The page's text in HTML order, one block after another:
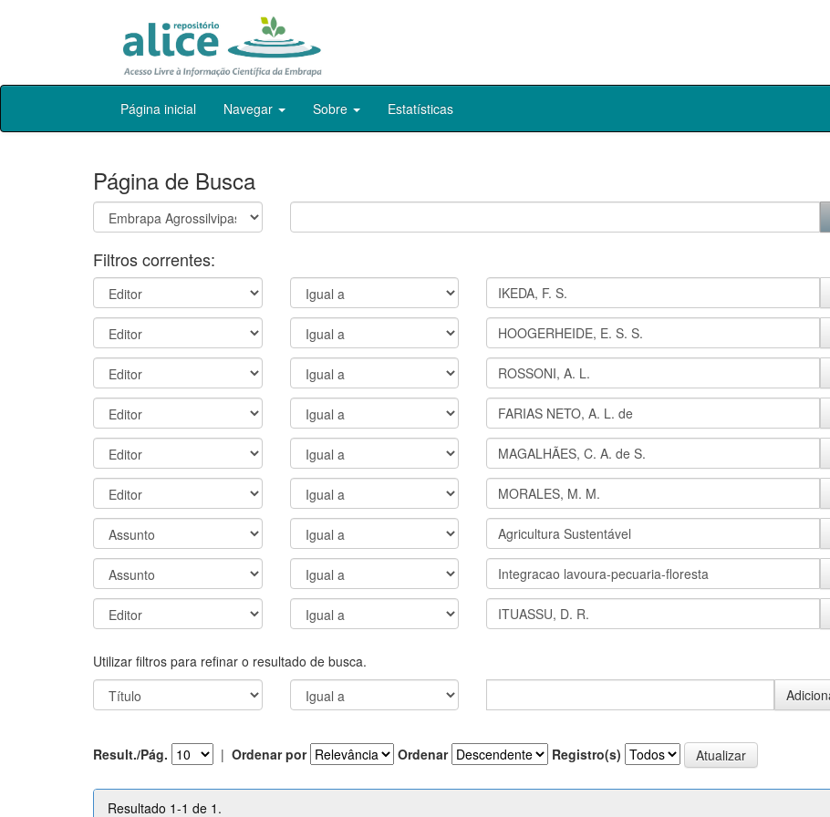
Skip
Página inicial Navegar Sobre Estatísticas
Página de Busca
Filtros correntes:
Utilizar filtros para refinar o resultado de busca.
Result./Pág. | Ordenar por Ordenar Registro(s)
Resultado 1-1 de 1.